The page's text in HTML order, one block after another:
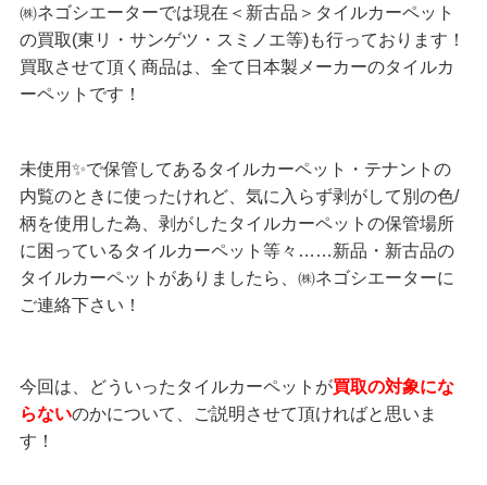
㈱ネゴシエーターでは現在＜新古品＞タイルカーペット
の買取(東リ・サンゲツ・スミノエ等)も行っております！
買取させて頂く商品は、全て日本製メーカーのタイルカ
ーペットです！
未使用✨で保管してあるタイルカーペット・テナントの
内覧のときに使ったけれど、気に入らず剥がして別の色/
柄を使用した為、剥がしたタイルカーペットの保管場所
に困っているタイルカーペット等々……新品・新古品の
タイルカーペットがありましたら、㈱ネゴシエーターに
ご連絡下さい！
今回は、どういったタイルカーペットが買取の対象にな
らないのかについて、ご説明させて頂ければと思いま
す！